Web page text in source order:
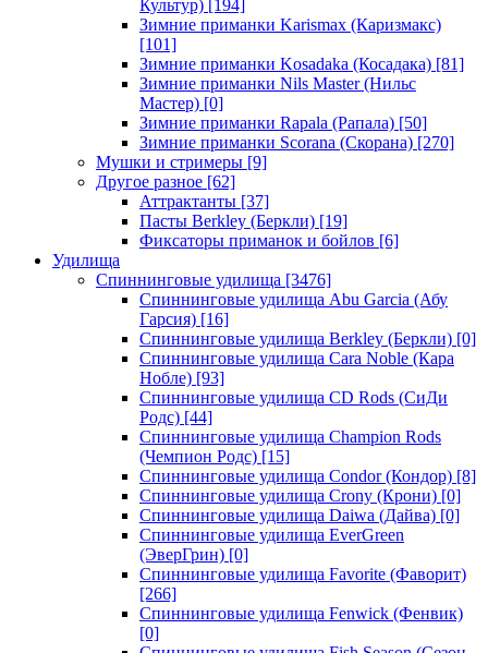
Культур) [194]
Зимние приманки Karismax (Каризмакс)
[101]
Зимние приманки Kosadaka (Косадака) [81]
Зимние приманки Nils Master (Нильс
Мастер) [0]
Зимние приманки Rapala (Рапала) [50]
Зимние приманки Scorana (Скорана) [270]
Мушки и стримеры [9]
Другое разное [62]
Аттрактанты [37]
Пасты Berkley (Беркли) [19]
Фиксаторы приманок и бойлов [6]
Удилища
Спиннинговые удилища [3476]
Спиннинговые удилища Abu Garcia (Абу
Гарсия) [16]
Спиннинговые удилища Berkley (Беркли) [0]
Спиннинговые удилища Cara Noble (Кара
Нобле) [93]
Спиннинговые удилища CD Rods (СиДи
Родс) [44]
Спиннинговые удилища Champion Rods
(Чемпион Родс) [15]
Спиннинговые удилища Condor (Кондор) [8]
Спиннинговые удилища Crony (Крони) [0]
Спиннинговые удилища Daiwa (Дайва) [0]
Спиннинговые удилища EverGreen
(ЭверГрин) [0]
Спиннинговые удилища Favorite (Фаворит)
[266]
Спиннинговые удилища Fenwick (Фенвик)
[0]